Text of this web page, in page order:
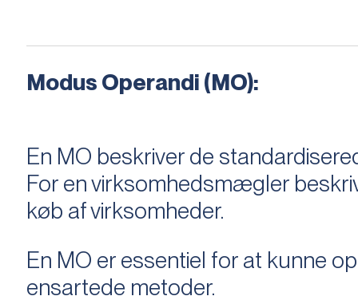
Modus Operandi (MO):
En MO beskriver de
For en virksomhedsmægler
køb af virksomheder.
En MO er essentiel for at kunne
ensartede metoder.